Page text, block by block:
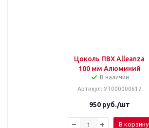
Цоколь ПВХ Alleanza
100 мм Алюминий
В наличии
Артикул: УТ000000612
950руб./шт
В корзину